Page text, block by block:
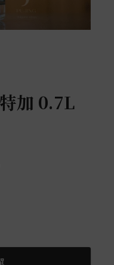
加 0.7L